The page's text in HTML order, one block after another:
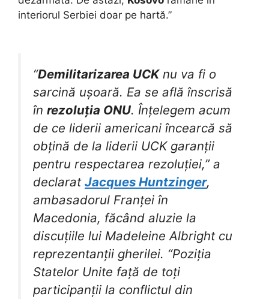
interiorul Serbiei doar pe hartă.”
“Demilitarizarea UCKnu va fi o
sarcină ușoară. Ea se află înscrisă
în rezoluția ONU. Înțelegem acum
de ce liderii americani încearcă să
obțină de la liderii UCK garanții
pentru respectarea rezoluției,” a
declarat Jacques Huntzinger,
ambasadorul Franței în
Macedonia, făcând aluzie la
discuțiile lui Madeleine Albright cu
reprezentanții gherilei. “Poziția
Statelor Unite față de toți
participanții la conflictul din